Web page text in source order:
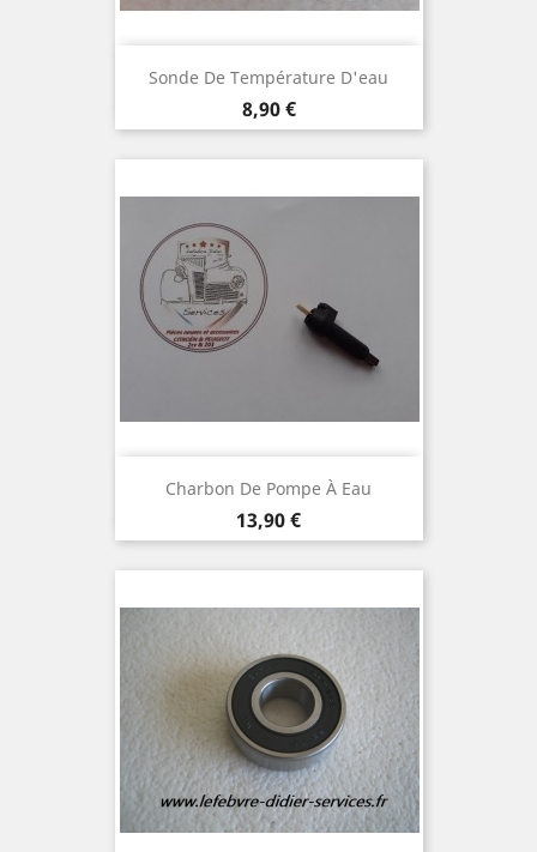
Sonde De Température D'eau
Prix
8,90 €
Charbon De Pompe À Eau
Prix
13,90 €